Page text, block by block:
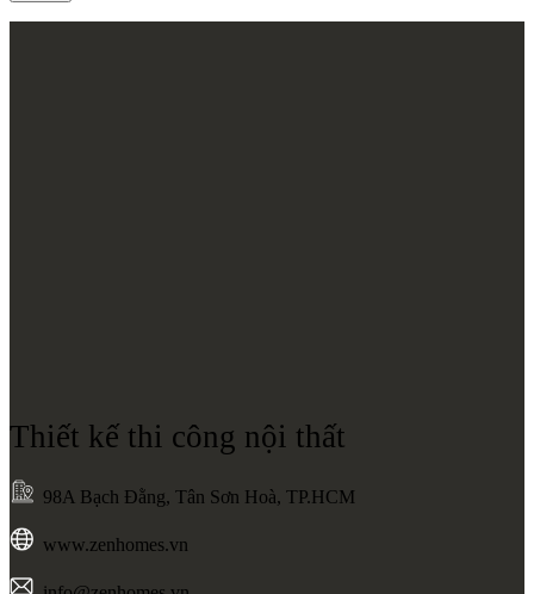
Thiết kế thi công nội thất
98A Bạch Đằng, Tân Sơn Hoà, TP.HCM
www.zenhomes.vn